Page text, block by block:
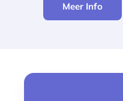
Meer Info